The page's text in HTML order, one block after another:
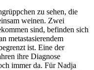
zu sehen, die
weinen. Zwei
sind, befinden sich
metastasierendem
ist. Eine der
ihre Diagnose
immer da. Für Nadja